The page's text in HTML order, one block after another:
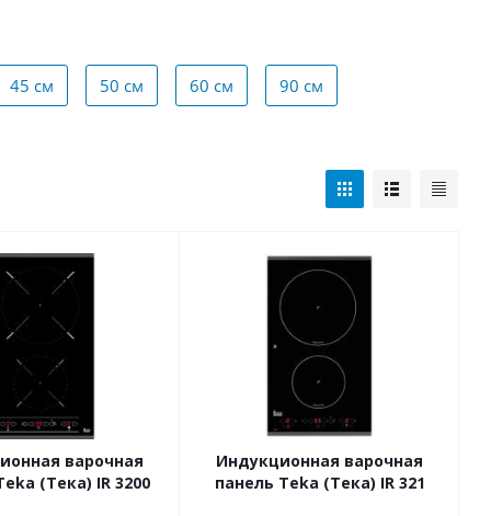
45 см 50 см 60 см 90 см
варочная
(Тека) IR 3200
Индукционная варочная
панель Teka (Тека) IR 321